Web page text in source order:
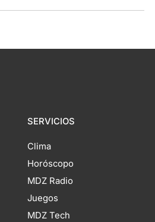
SERVICIOS
Clima
Horóscopo
MDZ Radio
Juegos
MDZ Tech